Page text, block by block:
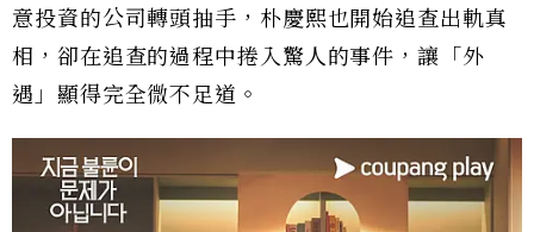
意投資的公司轉頭抽手，朴慶熙也開始追查出軌真
相，卻在追查的過程中捲入驚人的事件，讓「外
遇」顯得完全微不足道。